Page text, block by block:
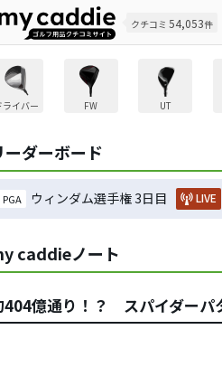
クチコミ 54,053件
ライバー FW UT
ーダーボード
PGA ウィンダム選手権 3日目 LIVE
caddieノート
404億通り！？ スパイダーパ